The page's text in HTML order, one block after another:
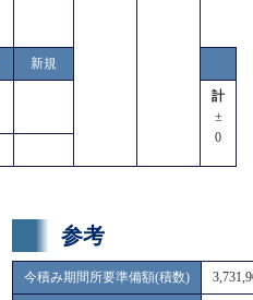
新規
計
±
0
参考
今積み期間所要準備額(積数)